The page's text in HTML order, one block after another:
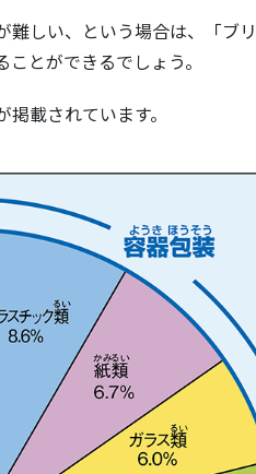
しい、という場合は、「ブ
とができるでしょう。
載されています。